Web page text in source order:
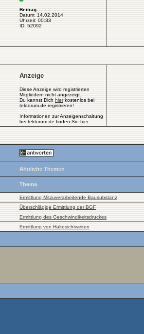
Beitrag
Datum: 14.02.2014
Uhrzeit: 00:33
ID: 52092
Anzeige
Diese Anzeige wird registrierten
Mitgliedern nicht angezeigt.
Du kannst Dich hierkostenlos bei
tektorum.de registrieren!
Informationen zur Anzeigenschaltung
bei tektorum.de finden Sie hier.
Ähnliche Themen
Thema
Ermittlung Mitzuverarbeitende Bausubstanz
Überschlägige Ermittlung der BGF
Ermittlung des Geschwindikeitsdruckes
Ermittlung von Haltesichtweiten